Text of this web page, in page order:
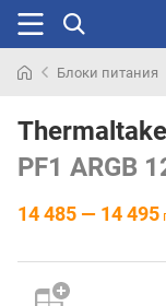
раньше
Блоки питания
PF1 ARGB
14 485 — 14 495